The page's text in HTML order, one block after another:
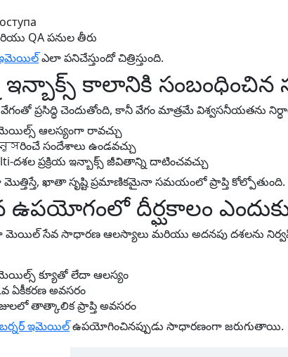
QA పనుల తీరు
ఎలా పనిచేస్తుందో చిత్రిస్తుంది.
కాలానికి సంబంధించిన
ప్రసిద్ధి చెందుతోంది, కానీ వేగం మాత్రమే విశ్వసనీయతను
ఆలస్యంగా రావచ్చు
సందేశాలు ఉండవచ్చు
దశల ప్రక్రియ ఇన్బాక్స్ జీవితాన్ని దాటించవచ్చు
ఖాతా సృష్టి ప్రమాణికమైనా సమయంలో ప్రాప్తి కోల్పోతుంది.
దీర్ఘకాలం
సేవ సాధారణ ఆలస్యాలు మరియు అదనపు దశలను
క్యూతో లేదా ఆలస్యం
ఏకీకరణ అవసరం
తాత్కాలిక ప్రాప్తి అవసరం
బర్నర్ ఇమెయిల్ఉపయోగించినప్పుడు సాధారణంగా జరుగుతాయి.